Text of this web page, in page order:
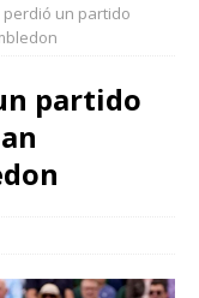
perdió un partido
partido